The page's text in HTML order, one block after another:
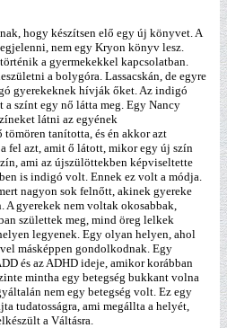
hogy készítsen elő egy új könyvet. A
nem egy Kryon könyv lesz.
a gyermekekkel kapcsolatban.
a bolygóra. Lassacskán, de egyre
gyerekeknek hívják őket. Az indigó
a színt egy nő látta meg. Egy Nancy
látni az egyének
tanította, és én akkor azt
fel azt, amit ő látott, mikor egy új szín
ami az újszülöttekben képviseltette
is indigó volt. Ennek ez volt a módja.
nagyon sok felnőtt, akinek gyereke
A gyerekek nem voltak okosabbak,
születtek meg, mind öreg lelkek
legyenek. Egy olyan helyen, ahol
másképpen gondolkodnak. Egy
és az ADHD ideje, amikor korábban
mintha egy betegség bukkant volna
nem egy betegség volt. Ez egy
tudatosságra, ami megállta a helyét,
a Váltásra.